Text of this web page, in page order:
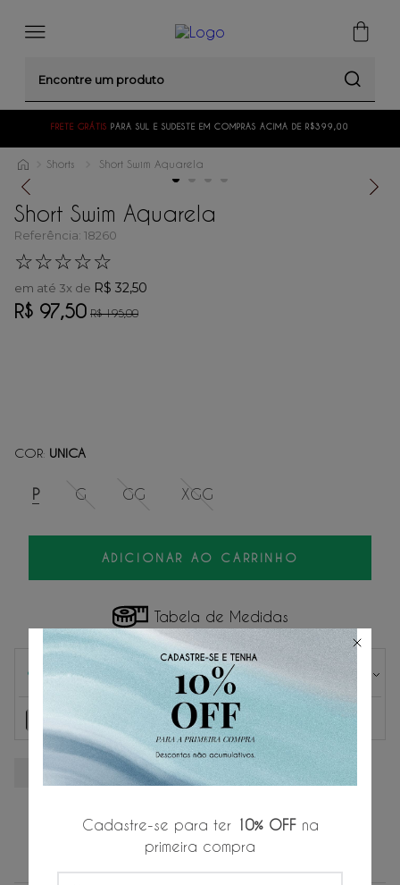
FRETE GRÁTIS PARA SUL E SUDESTE EM COMPRAS ACIMA DE R$399,00
Shorts Short Swim Aquarela
Short Swim Aquarela
Referência: 18260
☆☆☆☆☆
em até 3x de R$ 32,50
R$ 97,50 R$ 195,00
P G GG XGG
COR: UNICA
ADICIONAR AO CARRINHO
Tabela de Medidas
Parcelas
1
sem juros.
de R$ 48,75
sem juros.
R$ 32,50 sem juros.
R$ 97,50
Avaliações
Cadastre-se para ter 10% OFFna
primeira compra